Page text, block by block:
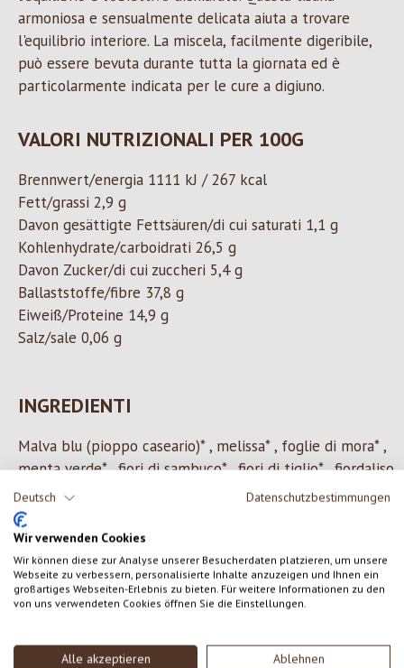
Deutsch Datenschutzbestimmungen
Wir verwenden Cookies
Wir können diese zur Analyse unserer Besucherdaten platzieren, um unsere
Webseite zu verbessern, personalisierte Inhalte anzuzeigen und Ihnen ein
großartiges Webseiten-Erlebnis zu bieten. Für weitere Informationen zu den
von uns verwendeten Cookies öffnen Sie die Einstellungen.
Alle akzeptieren Ablehnen
armoniosa e sensualmente delicata aiuta a trovare
l'equilibrio interiore. La miscela, facilmente digeribile,
può essere bevuta durante tutta la giornata ed è
particolarmente indicata per le cure a digiuno.
VALORI NUTRIZIONALI PER 100G
Brennwert/energia 1111 kJ / 267 kcal
Fett/grassi 2,9 g
Davon gesättigte Fettsäuren/di cui saturati 1,1 g
Kohlenhydrate/carboidrati 26,5 g
Davon Zucker/di cui zuccheri 5,4 g
Ballaststoffe/fibre 37,8 g
Eiweiß/Proteine 14,9 g
Salz/sale 0,06 g
INGREDIENTI
Malva blu (pioppo caseario)* , melissa* , foglie di mora* ,
menta verde* , fiori di sambuco* , fiori di tiglio* , fiordaliso
blu*.
*da produzione biologica certificata
0 di 0 valutazioni
Valutazione media di 0 su 5 stelle
Formula una valutazione!